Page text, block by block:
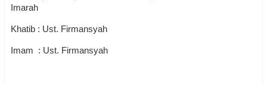
Imarah
Khatib : Ust. Firmansyah
Imam : Ust. Firmansyah